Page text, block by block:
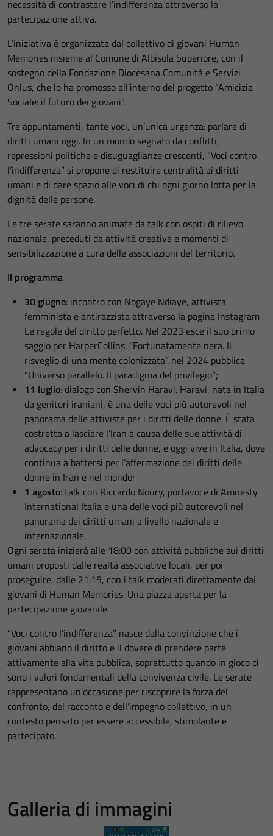
necessità di contrastare l’indifferenza attraverso la
partecipazione attiva.
L’iniziativa è organizzata dal collettivo di giovani Human
Memories insieme al Comune di Albisola Superiore, con il
sostegno della Fondazione Diocesana Comunità e Servizi
Onlus, che lo ha promosso all’interno del progetto “Amicizia
Sociale: il futuro dei giovani”.
Tre appuntamenti, tante voci, un’unica urgenza: parlare di
diritti umani oggi. In un mondo segnato da conflitti,
repressioni politiche e disuguaglianze crescenti, “Voci contro
l’indifferenza” si propone di restituire centralità ai diritti
umani e di dare spazio alle voci di chi ogni giorno lotta per la
dignità delle persone.
Le tre serate saranno animate da talk con ospiti di rilievo
nazionale, preceduti da attività creative e momenti di
sensibilizzazione a cura delle associazioni del territorio.
Il programma
30 giugno: incontro con Nogaye Ndiaye, attivista
femminista e antirazzista attraverso la pagina Instagram
Le regole del diritto perfetto. Nel 2023 esce il suo primo
saggio per HarperCollins: “Fortunatamente nera. Il
risveglio di una mente colonizzata”. nel 2024 pubblica
“Universo parallelo. Il paradigma del privilegio”;
11 luglio: dialogo con Shervin Haravi. Haravi, nata in Italia
da genitori iraniani, è una delle voci più autorevoli nel
panorama delle attiviste per i diritti delle donne. È stata
costretta a lasciare l’Iran a causa delle sue attività di
advocacy per i diritti delle donne, e oggi vive in Italia, dove
continua a battersi per l’affermazione dei diritti delle
donne in Iran e nel mondo;
1 agosto: talk con Riccardo Noury, portavoce di Amnesty
International Italia e una delle voci più autorevoli nel
panorama dei diritti umani a livello nazionale e
internazionale.
Ogni serata inizierà alle 18:00 con attività pubbliche sui diritti
umani proposti dalle realtà associative locali, per poi
proseguire, dalle 21:15, con i talk moderati direttamente dai
giovani di Human Memories. Una piazza aperta per la
partecipazione giovanile.
“Voci contro l’indifferenza” nasce dalla convinzione che i
giovani abbiano il diritto e il dovere di prendere parte
attivamente alla vita pubblica, soprattutto quando in gioco ci
sono i valori fondamentali della convivenza civile. Le serate
rappresentano un’occasione per riscoprire la forza del
confronto, del racconto e dell’impegno collettivo, in un
contesto pensato per essere accessibile, stimolante e
partecipato.
Galleria di immagini